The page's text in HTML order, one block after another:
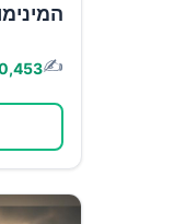
✍️